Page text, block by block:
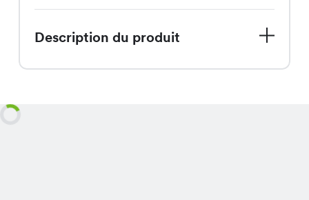
Description du produit